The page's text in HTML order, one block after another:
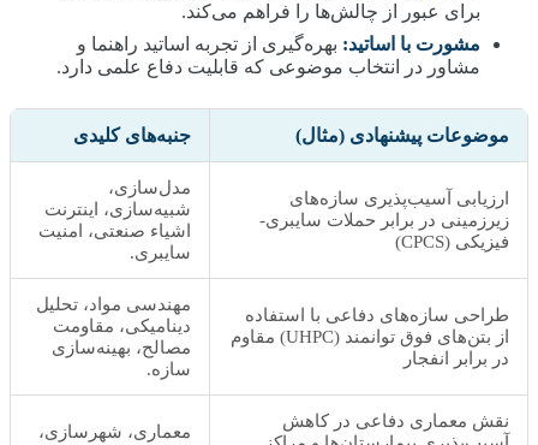
برای عبور از چالش‌ها را فراهم می‌کند.
مشورت با اساتید: بهره‌گیری از تجربه اساتید راهنما و
مشاور در انتخاب موضوعی که قابلیت دفاع علمی دارد.
موضوعات پیشنهادی (مثال) جنبه‌های کلیدی
ارزیابی آسیب‌پذیری سازه‌های
زیرزمینی در برابر حملات سایبری-
فیزیکی (CPCS)
مدل‌سازی،
شبیه‌سازی، اینترنت
اشیاء صنعتی، امنیت
سایبری.
طراحی سازه‌های دفاعی با استفاده
از بتن‌های فوق توانمند (UHPC) مقاوم
در برابر انفجار
مهندسی مواد، تحلیل
دینامیکی، مقاومت
مصالح، بهینه‌سازی
سازه.
نقش معماری دفاعی در کاهش
معماری، شهرسازی،